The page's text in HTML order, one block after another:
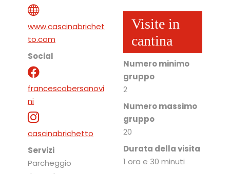
www.cascinabrichet
to.com
Social
francescobersanovi
ni
cascinabrichetto
Servizi
Parcheggio
Visite in
cantina
Numero minimo
gruppo
2
Numero massimo
gruppo
20
Durata della visita
1 ora e 30 minuti